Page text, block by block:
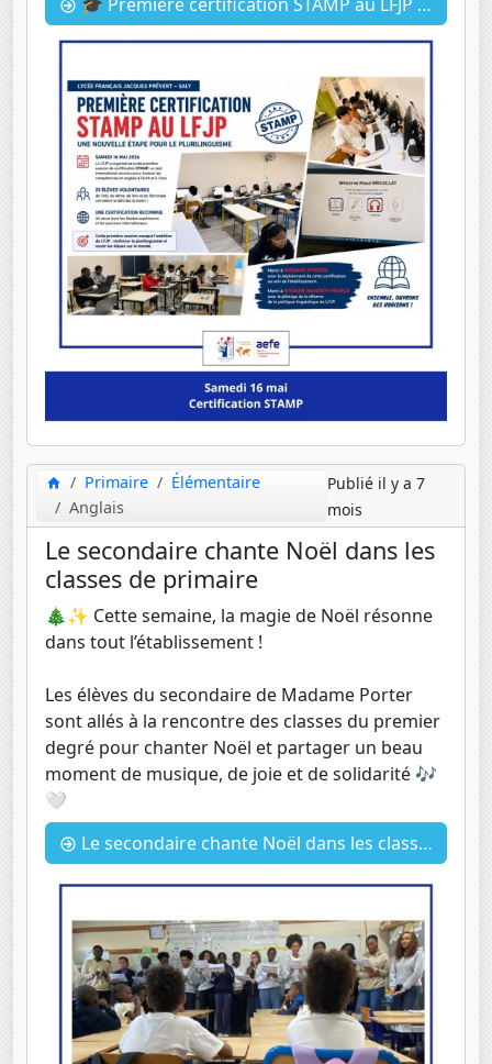
Primaire
Élémentaire
Anglais
Publié il y a 7
mois
Le secondaire chante Noël dans les
classes de primaire
🎄✨ Cette semaine, la magie de Noël résonne
dans tout l’établissement !
Les élèves du secondaire de Madame Porter
sont allés à la rencontre des classes du premier
degré pour chanter Noël et partager un beau
moment de musique, de joie et de solidarité 🎶
🤍
Le secondaire chante Noël dans les classes de primaire